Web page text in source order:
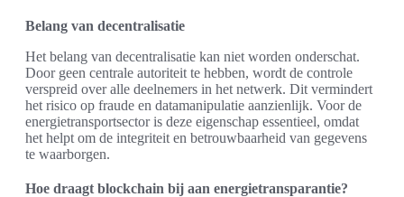
Belang van decentralisatie
Het belang van decentralisatie kan niet worden onderschat.
Door geen centrale autoriteit te hebben, wordt de controle
verspreid over alle deelnemers in het netwerk. Dit vermindert
het risico op fraude en datamanipulatie aanzienlijk. Voor de
energietransportsector is deze eigenschap essentieel, omdat
het helpt om de integriteit en betrouwbaarheid van gegevens
te waarborgen.
Hoe draagt blockchain bij aan energietransparantie?